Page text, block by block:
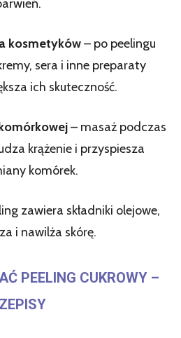
kosmetyków– po peelingu
sera i inne preparaty
ich skuteczność.
– masaż podczas
krążenie i przyspiesza
komórek.
zawiera składniki olejowe,
i nawilża skórę.
PEELING CUKROWY –